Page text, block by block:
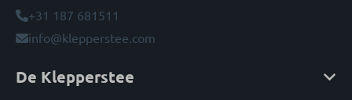
+31 187 681511
info@klepperstee.com
De Klepperstee